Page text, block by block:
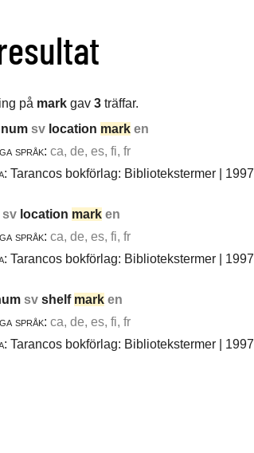
på mark gav 3 träffar.
sv location mark en
språk: ca, de, es, fi, fr
Tarancos bokförlag: Bibliotekstermer | 1997
sv location mark en
språk: ca, de, es, fi, fr
Tarancos bokförlag: Bibliotekstermer | 1997
sv shelf mark en
språk: ca, de, es, fi, fr
Tarancos bokförlag: Bibliotekstermer | 1997